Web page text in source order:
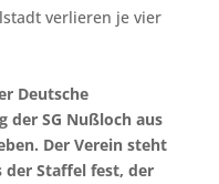
verlieren je vier
Deutsche
der SG Nußloch aus
Der Verein steht
der Staffel fest, der